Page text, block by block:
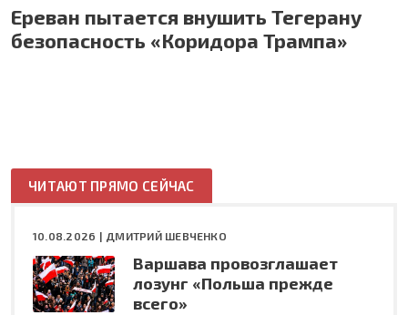
Ереван пытается внушить Тегерану
безопасность «Коридора Трампа»
ЧИТАЮТ ПРЯМО СЕЙЧАС
10.08.2026 | ДМИТРИЙ ШЕВЧЕНКО
Варшава провозглашает
лозунг «Польша прежде
всего»